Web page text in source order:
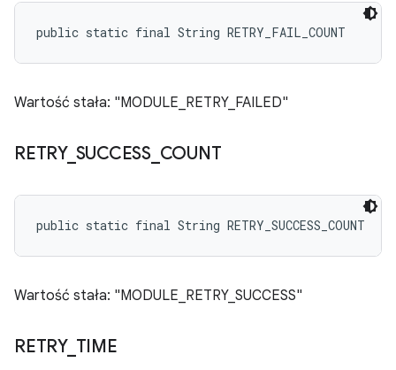
public static final String RETRY_FAIL_COUNT
Wartość stała: "MODULE_RETRY_FAILED"
RETRY_ SUCCESS_ COUNT
public static final String RETRY_SUCCESS_COUNT
Wartość stała: "MODULE_RETRY_SUCCESS"
RETRY_ TIME